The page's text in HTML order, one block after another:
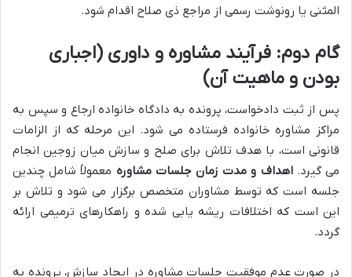
المثنی یا رونوشت رسمی از مراجع ذی صلاح اقدام شود.
گام دوم: فرآیند مشاوره و داوری (اجباری
بودن و ماهیت آن)
پس از ثبت دادخواست، پرونده به دادگاه خانواده ارجاع و سپس به
مراکز مشاوره خانواده فرستاده می شود. این مرحله که از الزامات
قانونی است، با هدف تلاش برای صلح و سازش میان زوجین انجام
می گیرد.اهداف و مدت زمان جلسات مشاوره معمولاً شامل چندین
جلسه است که توسط مشاوران متخصص برگزار می شود و تلاش بر
این است که اختلافات ریشه یابی شده و راهکارهای ترمیمی ارائه
گردد.
در صورت عدم موفقیت جلسات مشاوره در ایجاد سازش، پرونده به